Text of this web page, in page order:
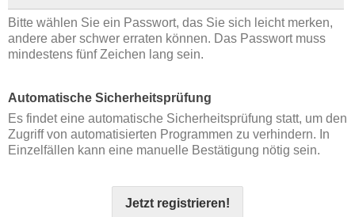
Bitte wählen Sie ein Passwort, das Sie sich leicht merken,
andere aber schwer erraten können. Das Passwort muss
mindestens fünf Zeichen lang sein.
Automatische Sicherheitsprüfung
Es findet eine automatische Sicherheitsprüfung statt, um den
Zugriff von automatisierten Programmen zu verhindern. In
Einzelfällen kann eine manuelle Bestätigung nötig sein.
Jetzt registrieren!